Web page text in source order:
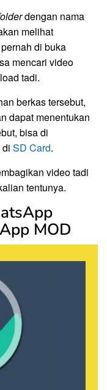
dengan nama
melihat
di buka
mencari video
tadi.
berkas tersebut,
dapat menentukan
bisa di
SD Card.
video tadi
tentunya.
MOD